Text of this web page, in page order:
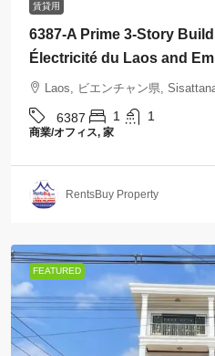
賃貸用
6387-A Prime 3-Story
Électricité du Laos and
Laos, ビエンチャン県,
6387 1 1
商業/オフィス, 家
RentsBuy Property
FEATURED